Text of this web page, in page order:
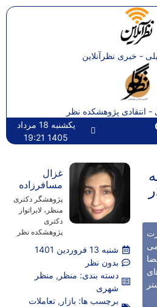
- خبری نظرآنلاین
- انتقادی پژوهشکده نظر
یکشنبه 18 مرداد
1405 19:21
غزال
مسافرزاده
پژوهشگر دکتری
منظر، لابراتوار
دکتری
پژوهشکده نظر
شنبه 13 فروردین 1401
بدون نظر
دسته بندی: منظر , منظر
شهری
برچسب ها: بازار , تعاملات